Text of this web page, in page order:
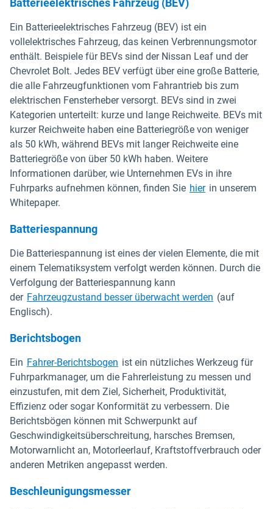
Batterieelektrisches Fahrzeug (BEV)
Ein Batterieelektrisches Fahrzeug (BEV) ist ein
vollelektrisches Fahrzeug, das keinen Verbrennungsmotor
enthält. Beispiele für BEVs sind der Nissan Leaf und der
Chevrolet Bolt. Jedes BEV verfügt über eine große Batterie,
die alle Fahrzeugfunktionen vom Fahrantrieb bis zum
elektrischen Fensterheber versorgt. BEVs sind in zwei
Kategorien unterteilt: kurze und lange Reichweite. BEVs mit
kurzer Reichweite haben eine Batteriegröße von weniger
als 50 kWh, während BEVs mit langer Reichweite eine
Batteriegröße von über 50 kWh haben. Weitere
Informationen darüber, wie Unternehmen EVs in ihre
Fuhrparks aufnehmen können, finden Sie hier in unserem
Whitepaper.
Batteriespannung
Die Batteriespannung ist eines der vielen Elemente, die mit
einem Telematiksystem verfolgt werden können. Durch die
Verfolgung der Batteriespannung kann
der Fahrzeugzustand besser überwacht werden (auf
Englisch).
Berichtsbogen
Ein Fahrer-Berichtsbogen ist ein nützliches Werkzeug für
Fuhrparkmanager, um die Fahrerleistung zu messen und
einzustufen, mit dem Ziel, Sicherheit, Produktivität,
Effizienz oder sogar Konformität zu verbessern. Die
Berichtsbögen können mit Schwerpunkt auf
Geschwindigkeitsüberschreitung, harsches Bremsen,
Motorwarnlicht an, Motorleerlauf, Kraftstoffverbrauch oder
anderen Metriken angepasst werden.
Beschleunigungsmesser